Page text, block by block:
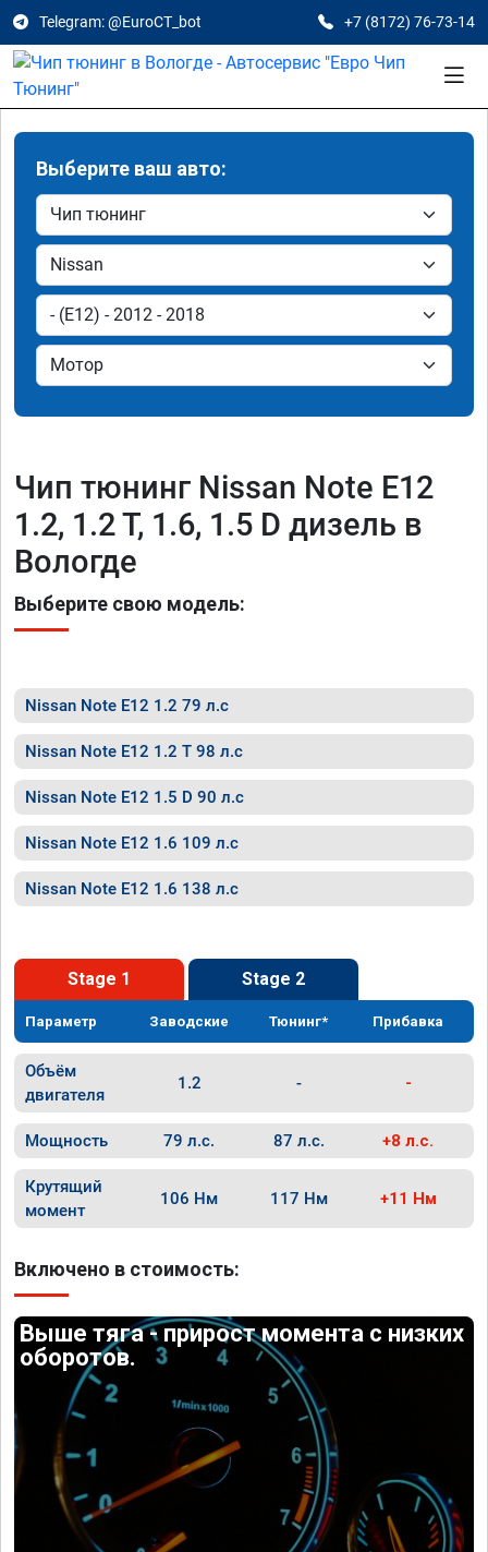
Telegram: @EuroCT_bot +7 (8172) 76-73-14
Выберите ваш авто:
Чип тюнинг Nissan Note E12
1.2, 1.2 T, 1.6, 1.5 D дизель в
Вологде
Выберите свою модель:
Nissan Note E12 1.2 79 л.с
Nissan Note E12 1.2 T 98 л.с
Nissan Note E12 1.5 D 90 л.с
Nissan Note E12 1.6 109 л.с
Nissan Note E12 1.6 138 л.с
Stage 1 Stage 2
Параметр Заводские Тюнинг* Прибавка
Объём
двигателя
1.2 - -
Мощность 79 л.с. 87 л.с. +8 л.с.
Крутящий
момент
106 Нм 117 Нм +11 Нм
Включено в стоимость:
Выше тяга - прирост момента с низких
оборотов.